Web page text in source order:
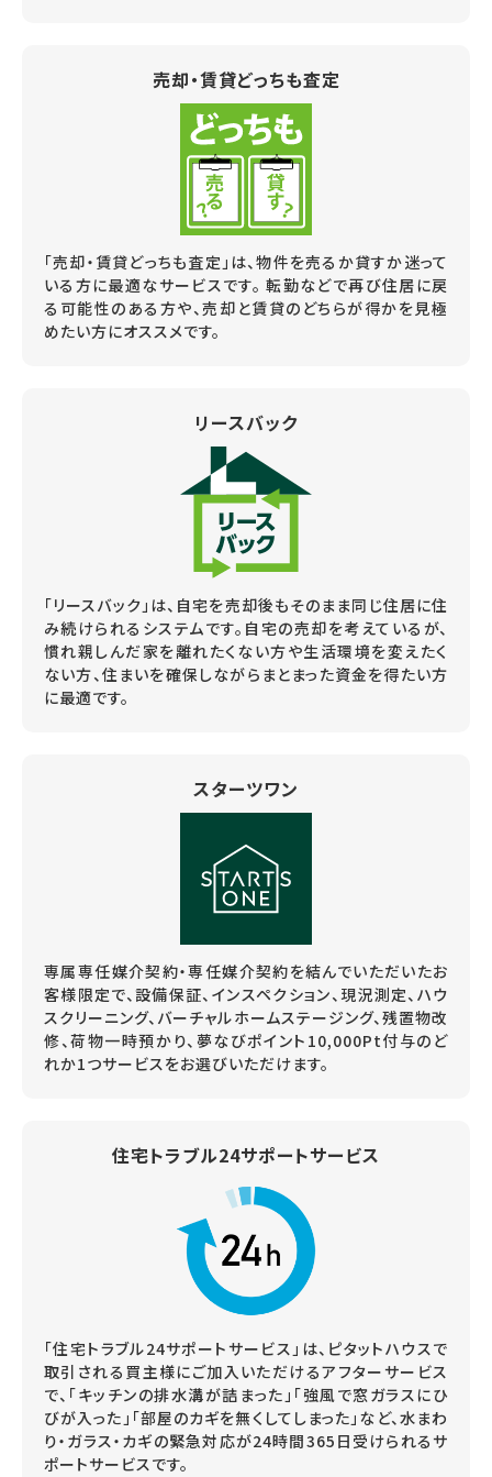
売却・賃貸どっちも査定
「売却・賃貸どっちも査定」は、物件を売るか貸すか迷って
いる方に最適なサービスです。 転勤などで再び住居に戻
る可能性のある方や、売却と賃貸のどちらが得かを見極
めたい方にオススメです。
リースバック
「リースバック」は、自宅を売却後もそのまま同じ住居に住
み続けられるシステムです。自宅の売却を考えているが、
慣れ親しんだ家を離れたくない方や生活環境を変えたく
ない方、住まいを確保しながらまとまった資金を得たい方
に最適です。
スターツワン
専属専任媒介契約・専任媒介契約を結んでいただいたお
客様限定で、設備保証、インスペクション、現況測定、ハウ
スクリーニング、バーチャルホームステージング、残置物改
修、荷物一時預かり、夢なびポイント10,000Pt付与のど
れか1つサービスをお選びいただけます。
住宅トラブル24サポートサービス
「住宅トラブル24サポートサービス」は、ピタットハウスで
取引される買主様にご加入いただけるアフターサービス
で、「キッチンの排水溝が詰まった」「強風で窓ガラスにひ
びが入った」「部屋のカギを無くしてしまった」など、水まわ
り・ガラス・カギの緊急対応が24時間365日受けられるサ
ポートサービスです。